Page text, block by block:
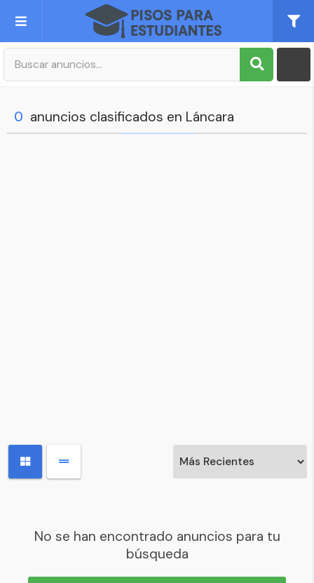
Publica tu Anuncio
0 anuncios clasificados en Láncara
No se han encontrado anuncios para tu
búsqueda